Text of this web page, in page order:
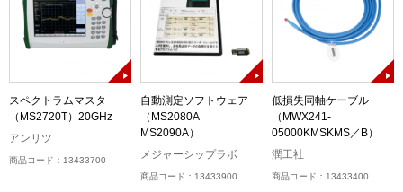
スペクトラムマスタ
（MS2720T）20GHz
アンリツ
商品コード：13433700
自動測定ソフトウェア
（MS2080A
MS2090A）
メジャーシップラボ
商品コード：13433900
低損失同軸ケーブル
（MWX241-
05000KMSKMS／B）
潤工社
商品コード：13433400